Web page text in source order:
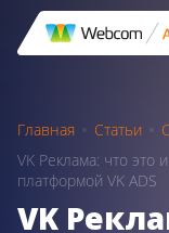
Главная Статьи
VK Реклама: что это
платформой VK ADS
VK